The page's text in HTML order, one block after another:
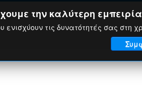
την καλύτερη
τις δυνατότητές σας στη